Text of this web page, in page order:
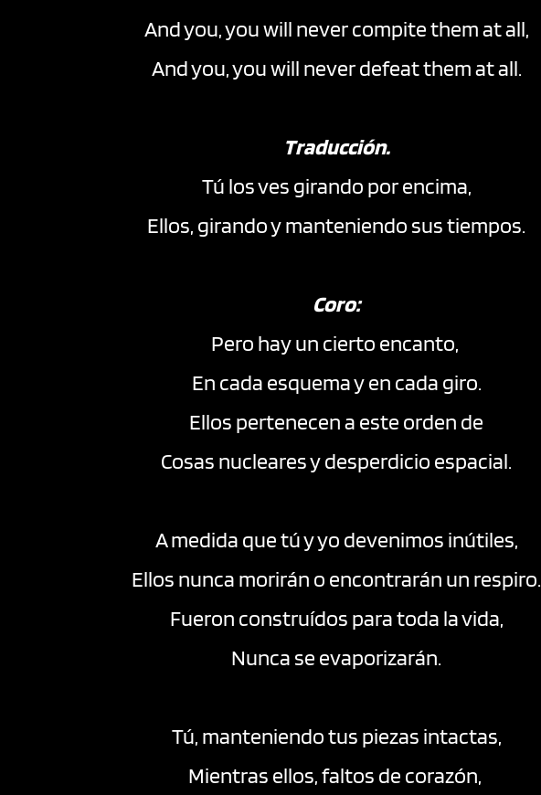
And you, you will never compite them at all,
And you, you will never defeat them at all.
Traducción.
Tú los ves girando por encima,
Ellos, girando y manteniendo sus tiempos.
Coro:
Pero hay un cierto encanto,
En cada esquema y en cada giro.
Ellos pertenecen a este orden de
Cosas nucleares y desperdicio espacial.
A medida que tú y yo devenimos inútiles,
Ellos nunca morirán o encontrarán un respiro.
Fueron construídos para toda la vida,
Nunca se evaporizarán.
Tú, manteniendo tus piezas intactas,
Mientras ellos, faltos de corazón,